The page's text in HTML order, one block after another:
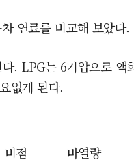
연료를 비교해 보았다.
. LPG는 6기압으로 액
없게 된다.
비점 바열량